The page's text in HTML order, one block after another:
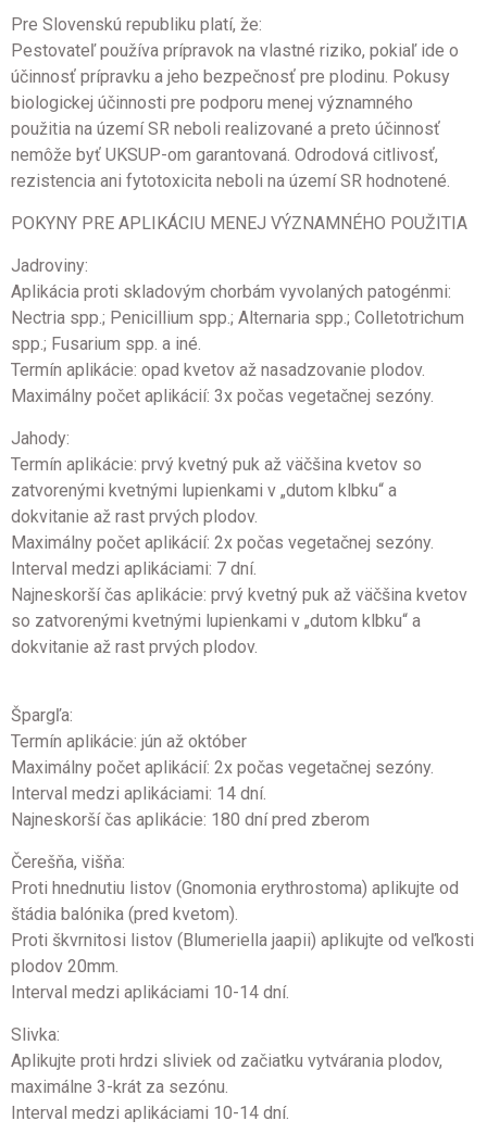
Pre Slovenskú republiku platí, že:
Pestovateľ používa prípravok na vlastné riziko, pokiaľ ide o
účinnosť prípravku a jeho bezpečnosť pre plodinu. Pokusy
biologickej účinnosti pre podporu menej významného
použitia na území SR neboli realizované a preto účinnosť
nemôže byť UKSUP-om garantovaná. Odrodová citlivosť,
rezistencia ani fytotoxicita neboli na území SR hodnotené.
POKYNY PRE APLIKÁCIU MENEJ VÝZNAMNÉHO POUŽITIA
Jadroviny:
Aplikácia proti skladovým chorbám vyvolaných patogénmi:
Nectria spp.; Penicillium spp.; Alternaria spp.; Colletotrichum
spp.; Fusarium spp. a iné.
Termín aplikácie: opad kvetov až nasadzovanie plodov.
Maximálny počet aplikácií: 3x počas vegetačnej sezóny.
Jahody:
Termín aplikácie: prvý kvetný puk až väčšina kvetov so
zatvorenými kvetnými lupienkami v „dutom klbku“ a
dokvitanie až rast prvých plodov.
Maximálny počet aplikácií: 2x počas vegetačnej sezóny.
Interval medzi aplikáciami: 7 dní.
Najneskorší čas aplikácie: prvý kvetný puk až väčšina kvetov
so zatvorenými kvetnými lupienkami v „dutom klbku“ a
dokvitanie až rast prvých plodov.
Špargľa:
Termín aplikácie: jún až október
Maximálny počet aplikácií: 2x počas vegetačnej sezóny.
Interval medzi aplikáciami: 14 dní.
Najneskorší čas aplikácie: 180 dní pred zberom
Čerešňa, višňa:
Proti hnednutiu listov (Gnomonia erythrostoma) aplikujte od
štádia balónika (pred kvetom).
Proti škvrnitosi listov (Blumeriella jaapii) aplikujte od veľkosti
plodov 20mm.
Interval medzi aplikáciami 10-14 dní.
Slivka:
Aplikujte proti hrdzi sliviek od začiatku vytvárania plodov,
maximálne 3-krát za sezónu.
Interval medzi aplikáciami 10-14 dní.